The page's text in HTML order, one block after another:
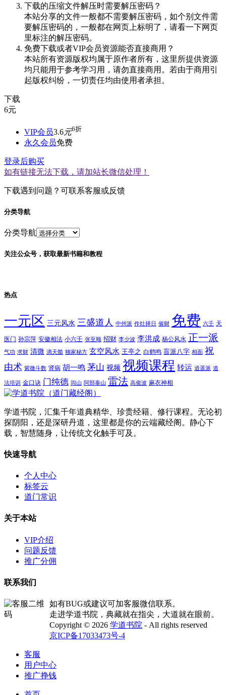
下载的压缩文件解压时需要解压密码？
本站分享的文件一般都不需要解压密码，如个别文件需
要解压密码的，一般都在网页上标明了，请看一下网页
里标注的解压密码。
免费下载或者VIP会员资源能否直接商用？
本站所有资源版权均属于原作者所有，这里所提供资源
均只能用于参考学习用，请勿直接商用。若由于商用引
起版权纠纷，一切责任均由使用者承担。
下载
6元
VIP会员3.6元6折
永久会员免费
登录后购买
如有链接无法下载，请加站长微信处理！
下载遇到问题？可联系客服或反馈
分类导航
分类导航
关注公众号，获取最新书籍和教程
热点
一元区 三元风水 三盛道人 中州派 作灶择日 催财 免费 六壬 天
医门 孙宗萍 安徽相法 小六壬 张至顺 招财 李少波 李洪成 杨公风水 正一派
气功 求财 清微 滴天髓 独家秘方 玄空风水 王亭之 白鹤鸣 盲派八字 相面 祝
由术 紫微斗数 肾病 胡一鸣 茅山 视频 视频课程 转运 逍遥派 道
法培训 金口诀 门纯德 闾山 阿部泰山 雷法 高俊波 麻衣神相
学道书院，汇集千年道典精华、珍贵经籍、修行课程。无论初
探阴阳，还是深研丹道，这里都是你的云端藏经阁。静心下
载，智慧随身，让传统文化触手可及。
快速导航
个人中心
标签云
道门常识
关于本站
VIP介绍
问题反馈
推广分佣
联系我们
如有BUG或建议可加客服微信联系。
走进学道书院，典藏就在指尖，大道就在眼前。
Copyright © 2026 学道书院 - All rights reserved
京ICP备17033473号-4
客服
用户中心
推广挣钱